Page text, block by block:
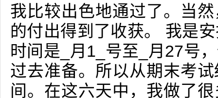
我比较出色地通过了。当
的付出得到了收获。 我是
时间是_月1_号至_月27号
过去准备。所以从期末考
间。在这六天中，我做了